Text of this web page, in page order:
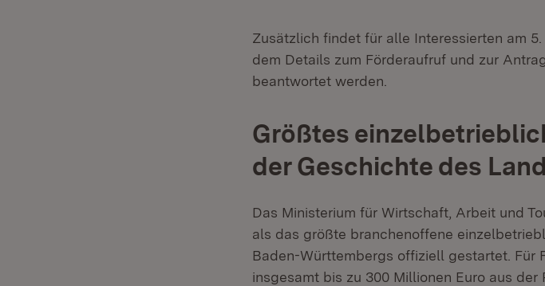
Zusätzlich findet für alle Interessierten am 5.
dem Details zum Förderaufruf und zur
beantwortet werden.
Größtes
der Geschichte des
Das Ministerium für Wirtschaft, Arbeit und
als das größte branchenoffene
Baden-Württembergs offiziell gestartet. Für
insgesamt bis zu 300 Millionen Euro aus